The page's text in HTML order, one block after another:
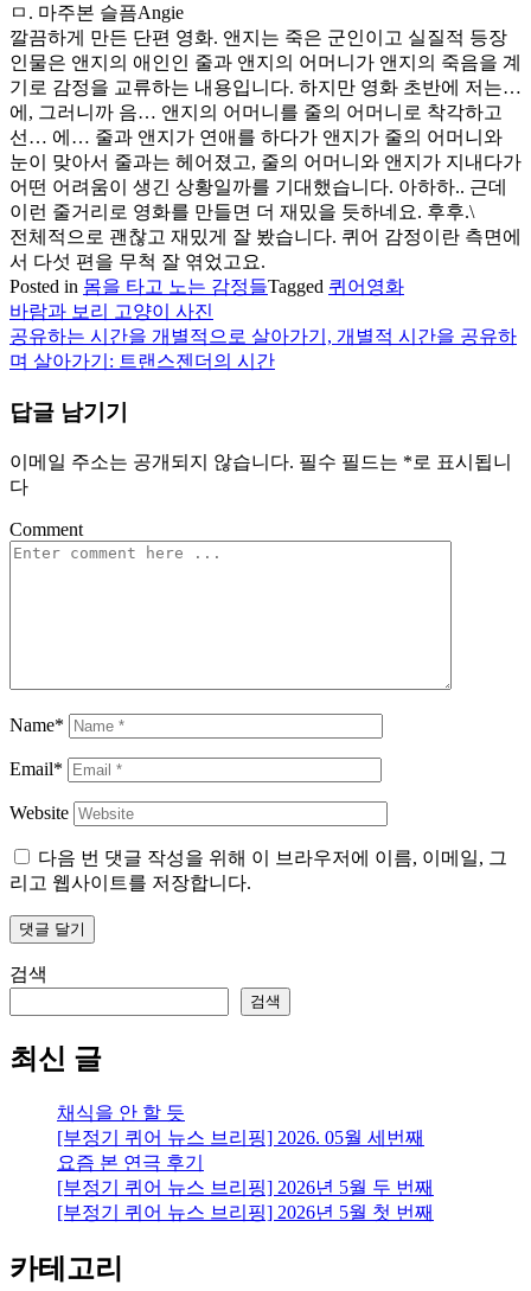
ㅁ. 마주본 슬픔Angie
깔끔하게 만든 단편 영화. 앤지는 죽은 군인이고 실질적 등장
인물은 앤지의 애인인 줄과 앤지의 어머니가 앤지의 죽음을 계
기로 감정을 교류하는 내용입니다. 하지만 영화 초반에 저는…
에, 그러니까 음… 앤지의 어머니를 줄의 어머니로 착각하고
선… 에… 줄과 앤지가 연애를 하다가 앤지가 줄의 어머니와
눈이 맞아서 줄과는 헤어졌고, 줄의 어머니와 앤지가 지내다가
어떤 어려움이 생긴 상황일까를 기대했습니다. 아하하.. 근데
이런 줄거리로 영화를 만들면 더 재밌을 듯하네요. 후후.\
전체적으로 괜찮고 재밌게 잘 봤습니다. 퀴어 감정이란 측면에
서 다섯 편을 무척 잘 엮었고요.
Posted in 몸을 타고 노는 감정들Tagged 퀴어영화
글
탐
색
바람과 보리 고양이 사진
공유하는 시간을 개별적으로 살아가기, 개별적 시간을 공유하
며 살아가기: 트랜스젠더의 시간
답글 남기기
이메일 주소는 공개되지 않습니다. 필수 필드는 *로 표시됩니
다
Comment
Name*
Email*
Website
다음 번 댓글 작성을 위해 이 브라우저에 이름, 이메일, 그
리고 웹사이트를 저장합니다.
검색
검색
최신 글
채식을 안 할 듯
[부정기 퀴어 뉴스 브리핑] 2026. 05월 세번째
요즘 본 연극 후기
[부정기 퀴어 뉴스 브리핑] 2026년 5월 두 번째
[부정기 퀴어 뉴스 브리핑] 2026년 5월 첫 번째
카테고리